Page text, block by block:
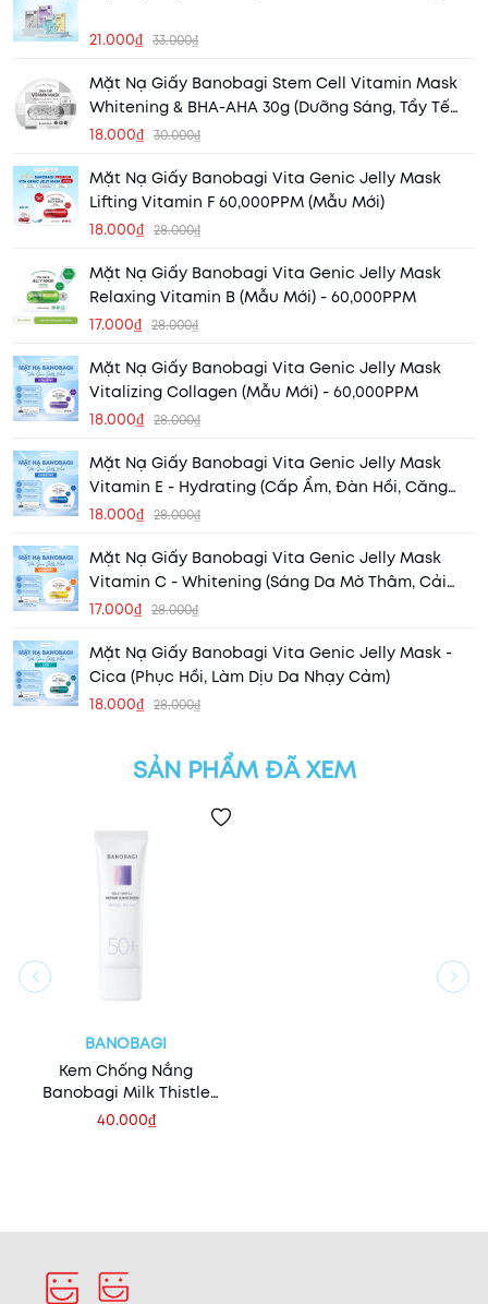
21.000₫ 33.000₫
Mặt Nạ Giấy Banobagi Stem Cell Vitamin Mask
Whitening & BHA-AHA 30g (Dưỡng Sáng, Tẩy Tế
Bào Chết)
18.000₫ 30.000₫
Mặt Nạ Giấy Banobagi Vita Genic Jelly Mask
Lifting Vitamin F 60,000PPM (Mẫu Mới)
18.000₫ 28.000₫
Mặt Nạ Giấy Banobagi Vita Genic Jelly Mask
Relaxing Vitamin B (Mẫu Mới) - 60,000PPM
17.000₫ 28.000₫
Mặt Nạ Giấy Banobagi Vita Genic Jelly Mask
Vitalizing Collagen (Mẫu Mới) - 60,000PPM
18.000₫ 28.000₫
Mặt Nạ Giấy Banobagi Vita Genic Jelly Mask
Vitamin E - Hydrating (Cấp Ẩm, Đàn Hồi, Căng
Bóng Da)
18.000₫ 28.000₫
Mặt Nạ Giấy Banobagi Vita Genic Jelly Mask
Vitamin C - Whitening (Sáng Da Mờ Thâm, Cải
Thiện Tông Da)
17.000₫ 28.000₫
Mặt Nạ Giấy Banobagi Vita Genic Jelly Mask -
Cica (Phục Hồi, Làm Dịu Da Nhạy Cảm)
18.000₫ 28.000₫
SẢN PHẨM ĐÃ XEM
BANOBAGI
Kem Chống Nắng
Banobagi Milk Thistle
Repair Sunscreen
40.000₫